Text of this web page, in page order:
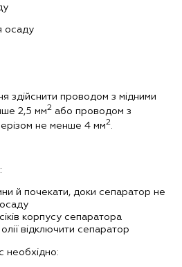
осаду
здійснити проводом з мідними
2,5 мм2 або проводом з
не менше 4 мм2
й почекати, доки сепаратор не
корпусу сепаратора
відключити сепаратор
необхідно: